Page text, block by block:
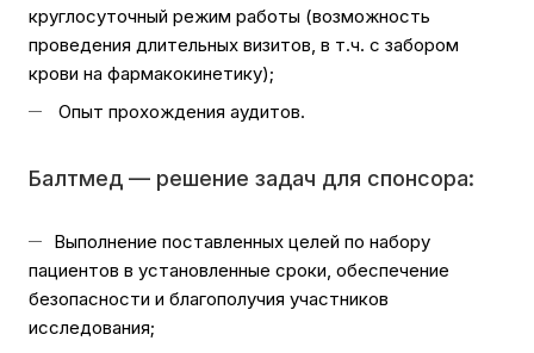
круглосуточный режим работы (возможность
проведения длительных визитов, в т.ч. с забором
крови на фармакокинетику);
Опыт прохождения аудитов.
Балтмед — решение задач для спонсора:
Выполнение поставленных целей по набору
пациентов в установленные сроки, обеспечение
безопасности и благополучия участников
исследования;